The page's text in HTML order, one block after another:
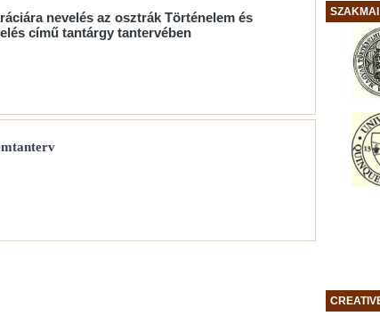
nevelés az osztrák Történelem és
című tantárgy tantervében